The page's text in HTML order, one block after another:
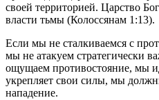
своей территорией. Царство
власти тьмы (Колоссянам 1:13).
Если мы не сталкиваемся с
мы не атакуем стратегически
ощущаем противостояние, мы
укрепляет свои силы, мы
нападение.